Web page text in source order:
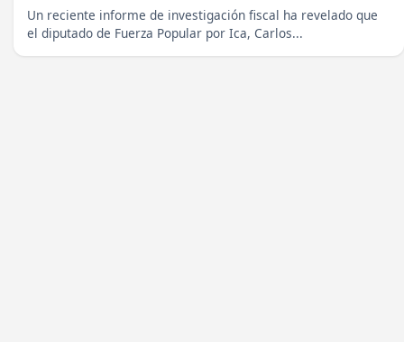
Un reciente informe de investigación fiscal ha revelado que
el diputado de Fuerza Popular por Ica, Carlos...